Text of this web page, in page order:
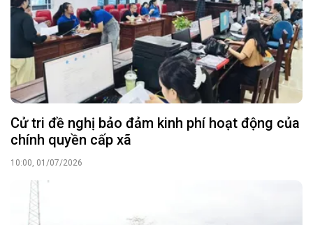
Cử tri đề nghị bảo đảm kinh phí hoạt động của
chính quyền cấp xã
10:00, 01/07/2026